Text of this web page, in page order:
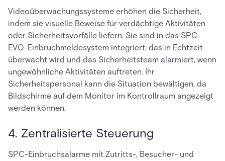
Videoüberwachungssysteme erhöhen die Sicherheit,
indem sie visuelle Beweise für verdächtige Aktivitäten
oder Sicherheitsvorfälle liefern. Sie sind in das SPC-
EVO-Einbruchmeldesystem integriert, das in Echtzeit
überwacht wird und das Sicherheitsteam alarmiert, wenn
ungewöhnliche Aktivitäten auftreten. Ihr
Sicherheitspersonal kann die Situation bewältigen, da
Bildschirme auf dem Monitor im Kontrollraum angezeigt
werden können.
4. Zentralisierte Steuerung
SPC-Einbruchsalarme mit Zutritts-, Besucher- und